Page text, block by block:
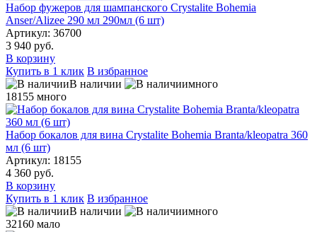
Набор фужеров для шампанского Crystalite Bohemia
Anser/Alizee 290 мл 290мл (6 шт)
Артикул: 36700
3 940 руб.
В корзину
Купить в 1 клик В избранное
В наличии
много
18155 много
Набор бокалов для вина Crystalite Bohemia Branta/kleopatra 360
мл (6 шт)
Артикул: 18155
4 360 руб.
В корзину
Купить в 1 клик В избранное
В наличии
много
32160 мало